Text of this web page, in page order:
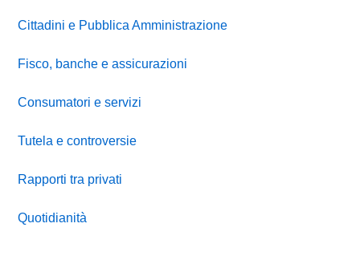
Cittadini e Pubblica Amministrazione
Fisco, banche e assicurazioni
Consumatori e servizi
Tutela e controversie
Rapporti tra privati
Quotidianità